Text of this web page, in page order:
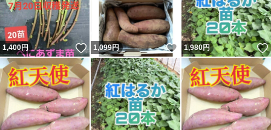
1,400円 いいね！
1,099円 いいね！
1,980円